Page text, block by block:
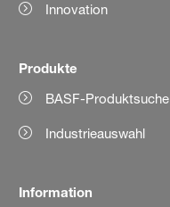
Innovation
Produkte
BASF-Produktsuche
Industrieauswahl
Information